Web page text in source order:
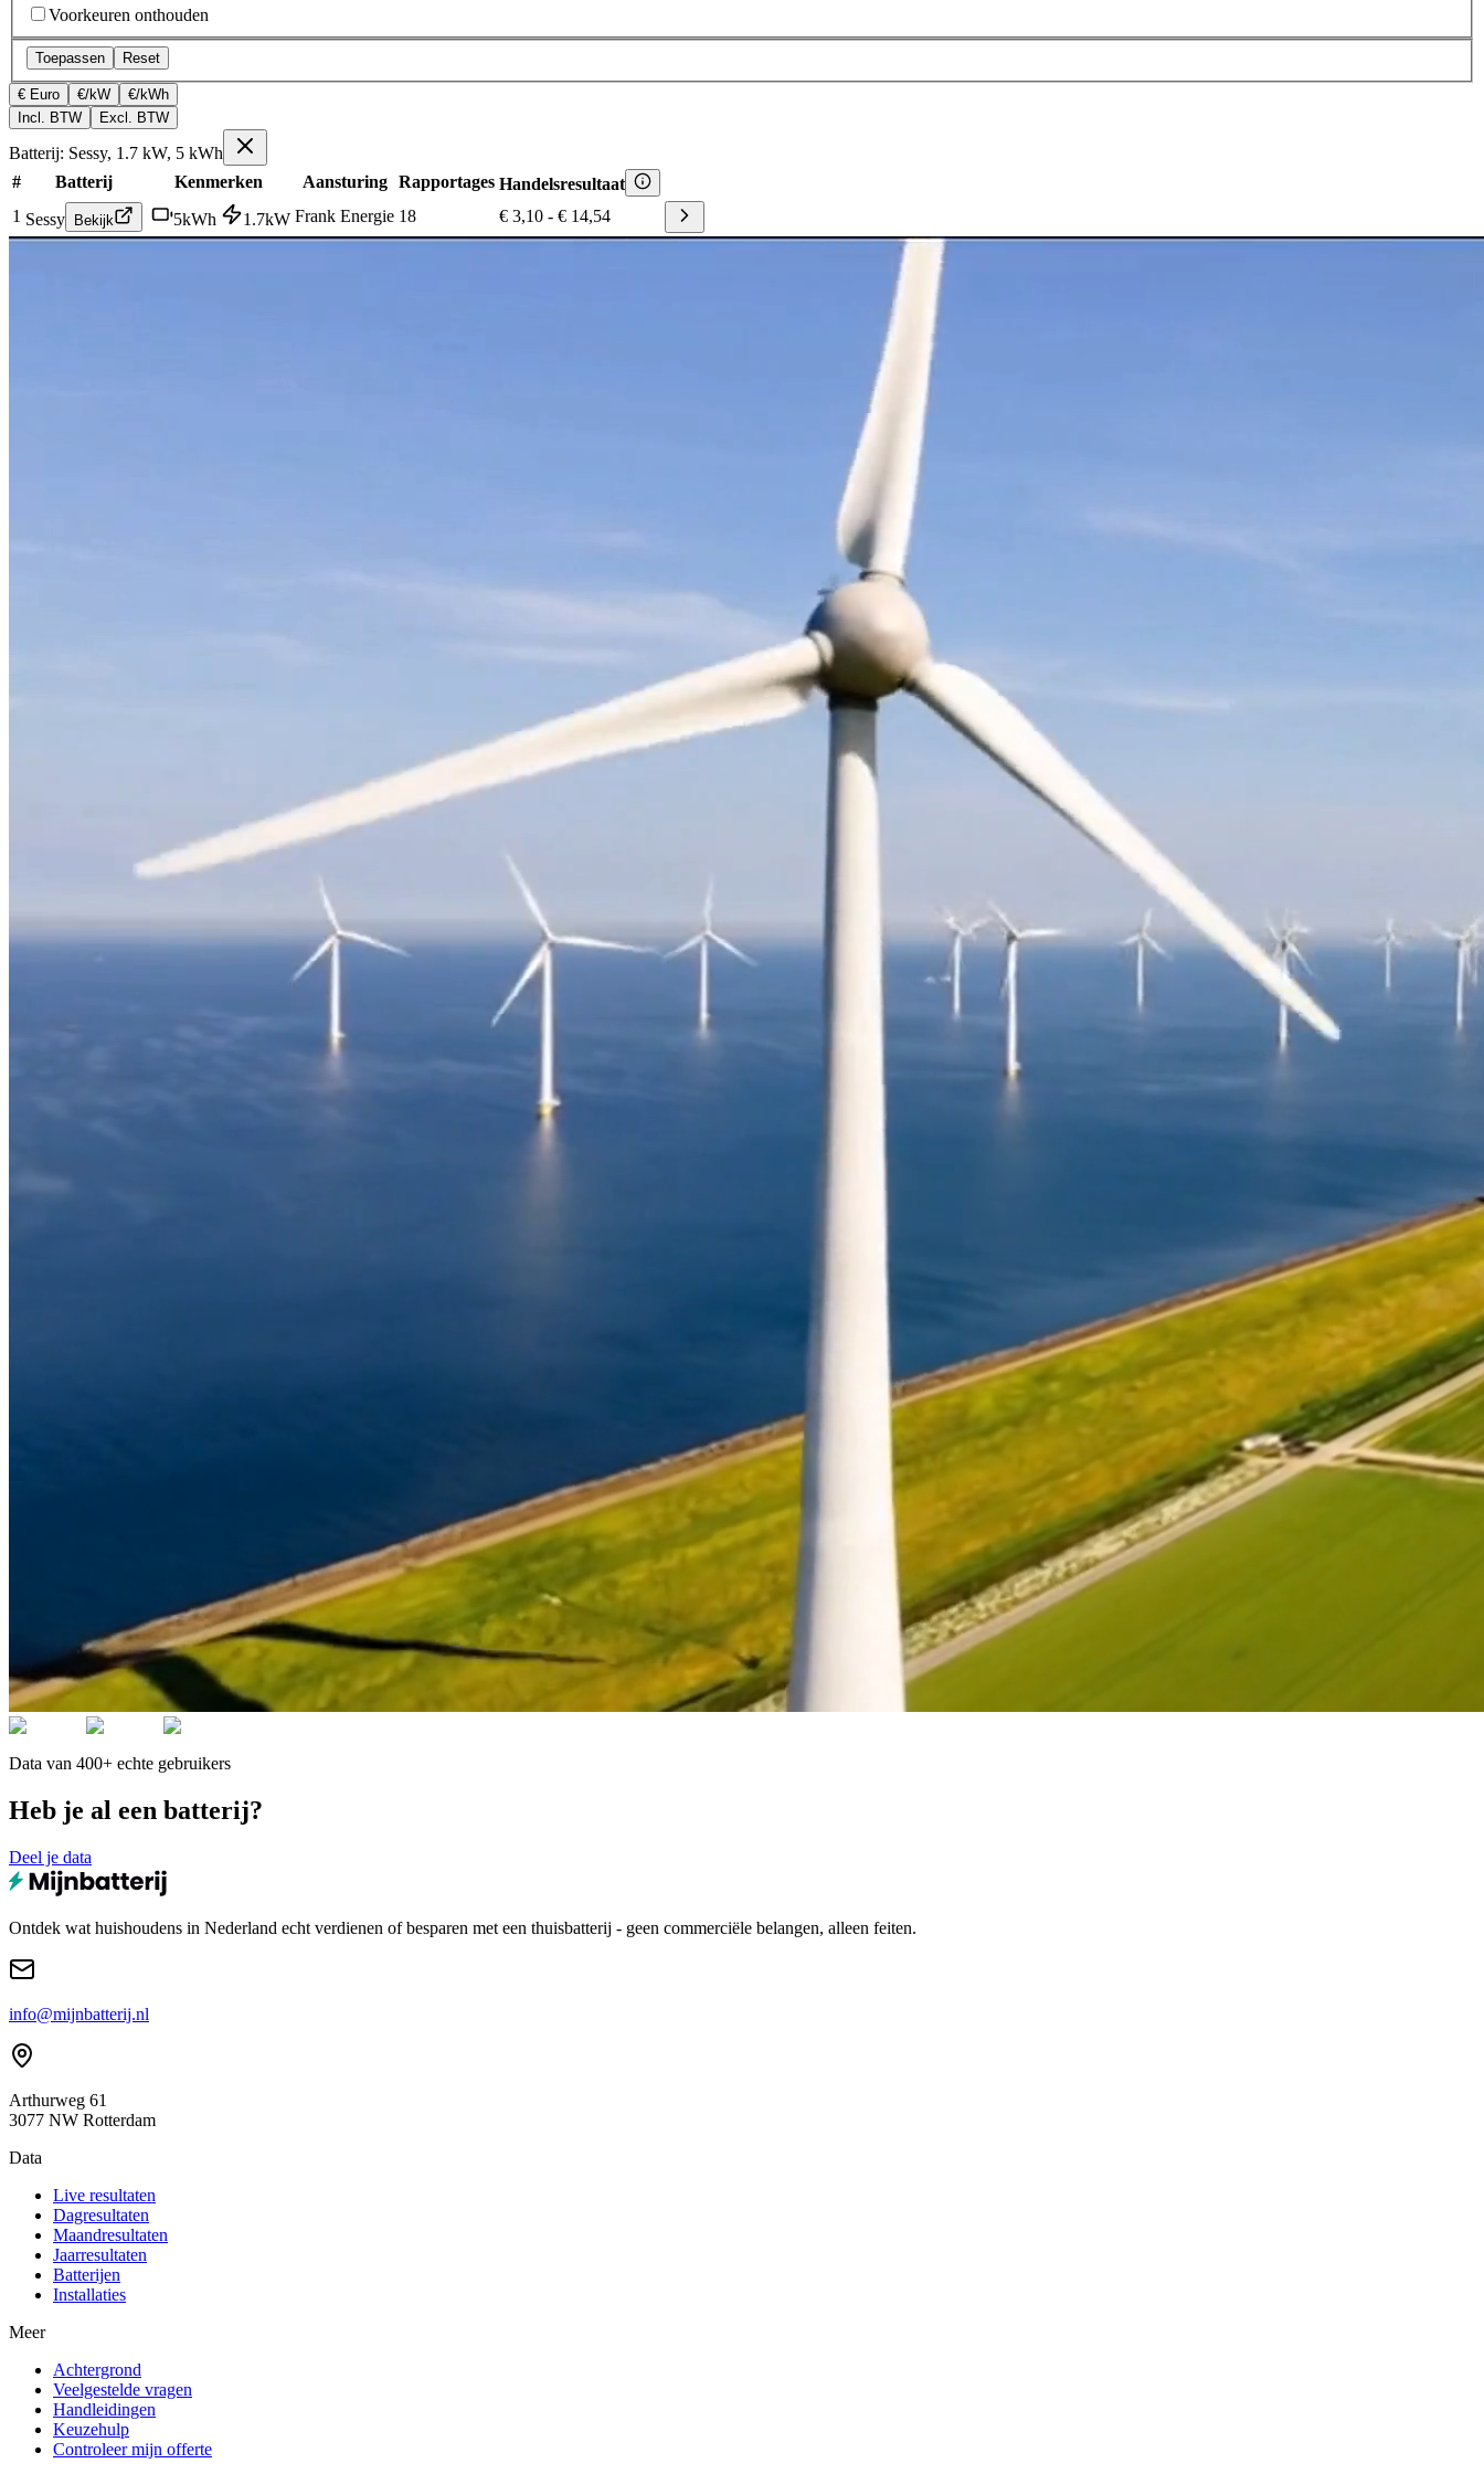
Voorkeuren onthouden
Toepassen Reset
€ Euro €/kW
€/kWh
Incl. BTW
Excl. BTW
Batterij: Sessy, 1.7 kW, 5 kWh
#
Batterij Kenmerken Aansturing Rapportages Handelsresultaat
1 Sessy Bekijk 5kWh 1.7kW Frank Energie 18 € 3,10 - € 14,54
Data van 400+ echte gebruikers
Heb je al een batterij?
Deel je data
Ontdek wat huishoudens in Nederland echt verdienen of besparen met een thuisbatterij - geen commerciële belangen, alleen feiten.
info@mijnbatterij.nl
Arthurweg 61
3077 NW Rotterdam
Data
Live resultaten
Dagresultaten
Maandresultaten
Jaarresultaten
Batterijen
Installaties
Meer
Achtergrond
Veelgestelde vragen
Handleidingen
Keuzehulp
Controleer mijn offerte